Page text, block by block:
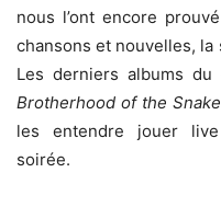
nous l’ont encore
chansons et nouvelles, la
Les derniers albums du
Brotherhood of the Snake
les entendre jouer live
soirée.